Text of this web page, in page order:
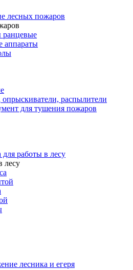
лесных пожаров
ранцевые
аппараты
опрыскиватели, распылители
для тушения пожаров
работы в лесу
лесу
лесника и егеря